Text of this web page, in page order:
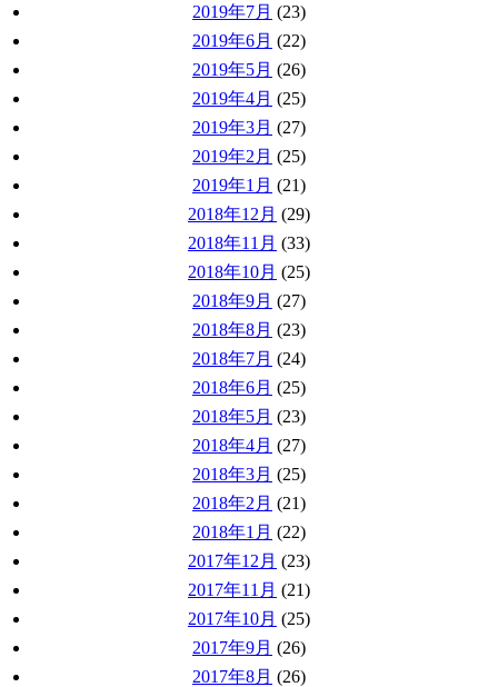
2019年7月 (23)
2019年6月 (22)
2019年5月 (26)
2019年4月 (25)
2019年3月 (27)
2019年2月 (25)
2019年1月 (21)
2018年12月 (29)
2018年11月 (33)
2018年10月 (25)
2018年9月 (27)
2018年8月 (23)
2018年7月 (24)
2018年6月 (25)
2018年5月 (23)
2018年4月 (27)
2018年3月 (25)
2018年2月 (21)
2018年1月 (22)
2017年12月 (23)
2017年11月 (21)
2017年10月 (25)
2017年9月 (26)
2017年8月 (26)